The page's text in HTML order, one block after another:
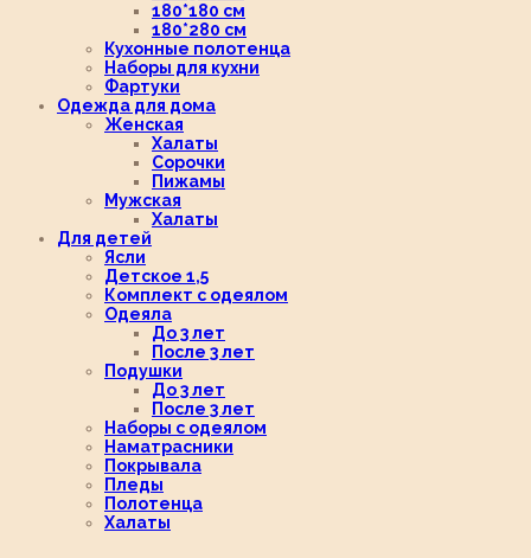
180*180 см
180*280 см
Кухонные полотенца
Наборы для кухни
Фартуки
Одежда для дома
Женская
Халаты
Сорочки
Пижамы
Мужская
Халаты
Для детей
Ясли
Детское 1,5
Комплект с одеялом
Одеяла
До 3 лет
После 3 лет
Подушки
До 3 лет
После 3 лет
Наборы с одеялом
Наматрасники
Покрывала
Пледы
Полотенца
Халаты